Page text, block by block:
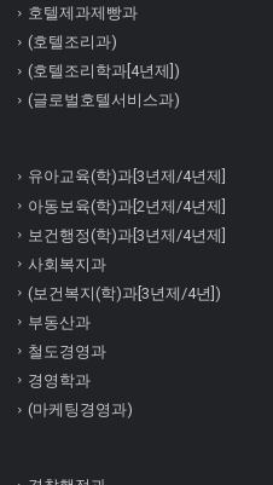
호텔제과제빵과
(호텔조리과)
(호텔조리학과[4년제])
(글로벌호텔서비스과)
유아교육(학)과[3년제/4년제]
아동보육(학)과[2년제/4년제]
보건행정(학)과[3년제/4년제]
사회복지과
(보건복지(학)과[3년제/4년])
부동산과
철도경영과
경영학과
(마케팅경영과)